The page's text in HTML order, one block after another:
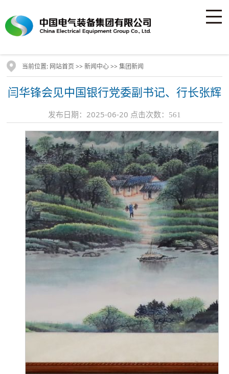
当前位置: 网站首页 >>新闻中心 >>集团新闻
闫华锋会见中国银行党委副书记、行长张辉
发布日期：2025-06-20 点击次数： 561